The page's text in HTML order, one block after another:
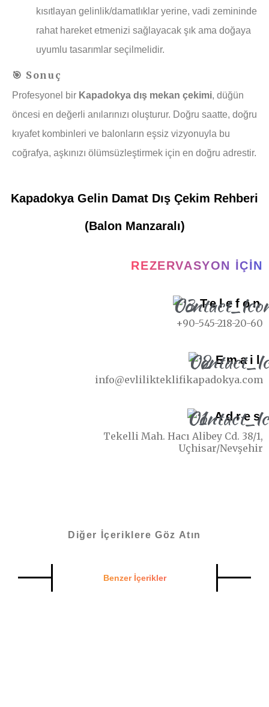
kısıtlayan gelinlik/damatlıklar yerine, vadi zemininde
rahat hareket etmenizi sağlayacak şık ama doğaya
uyumlu tasarımlar seçilmelidir.
🎯 Sonuç
Profesyonel bir Kapadokya dış mekan çekimi, düğün
öncesi en değerli anılarınızı oluşturur. Doğru saatte, doğru
kıyafet kombinleri ve balonların eşsiz vizyonuyla bu
coğrafya, aşkınızı ölümsüzleştirmek için en doğru adrestir.
Kapadokya Gelin Damat Dış Çekim Rehberi
(Balon Manzaralı)
REZERVASYON İÇIN
Telefon
+90-545-218-20-60
Email
info@evlilikteklifikapadokya.com
Adres
Tekelli Mah. Hacı Alibey Cd. 38/1,
Uçhisar/Nevşehir
Diğer İçeriklere Göz Atın
Benzer İçerikler